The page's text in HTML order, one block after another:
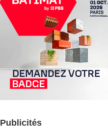
Publicités